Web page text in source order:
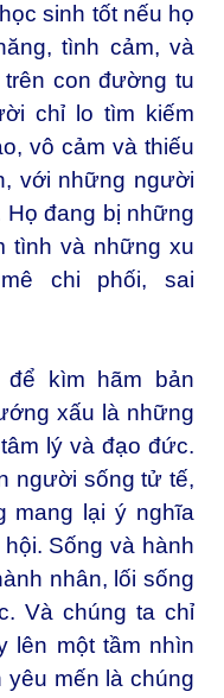
sinh tốt nếu họ
tình cảm, và
con đường tu
chỉ lo tìm kiếm
vô cảm và thiếu
với những người
đang bị những
tình và những xu
chi phối, sai
kìm hãm bản
xấu là những
lý và đạo đức.
người sống tử tế,
mang lại ý nghĩa
Sống và hành
nhân, lối sống
Và chúng ta chỉ
lên một tầm nhìn
yêu mến là chúng